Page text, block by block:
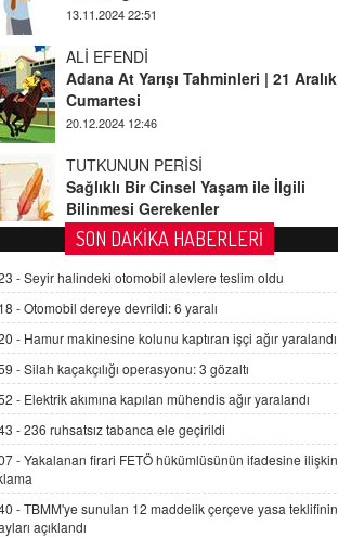
ALİ EFENDİ
Cumartesi
20.12.2024 12:46
TUTKUNUN PERİSİ
Bilinmesi Gerekenler
08.11.2024 13:16
FARUK ÖNALAN
Tezkere Onaylanmasaydı…
2 Kasım 2021 Salı 00:11
AV. DOĞAN CAN DOĞAN
Kişisel verilerin korunması ve dijital
hukukun gelişimi
15.09.2025 16:17
SEHER EREK
Kış Ayları Geldi, Hangi Önlemler
Alınmalı?
9.12.2025 10:11
SON DAKİKA HABERLERİ
-Seyir halindeki otomobil alevlere teslim oldu
-Otomobil dereye devrildi: 6 yaralı
- Hamur makinesine kolunu kaptıran işçi ağır yaralandı
-Silah kaçakçılığı operasyonu: 3 gözaltı
- Elektrik akımına kapılan mühendis ağır yaralandı
-236 ruhsatsız tabanca ele geçirildi
-Yakalanan firari FETÖ hükümlüsünün ifadesine ilişkin
-TBMM'ye sunulan 12 maddelik çerçeve yasa teklifinin
açıklandı